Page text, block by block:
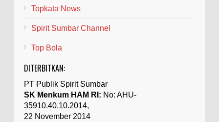
Topkata News
Spirit Sumbar Channel
Top Bola
DITERBITKAN:
PT Publik Spirit Sumbar
SK Menkum HAM RI: No: AHU-
35910.40.10.2014,
22 November 2014